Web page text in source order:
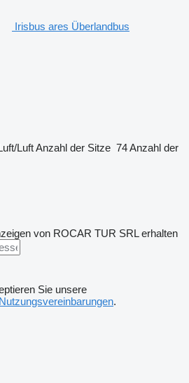
Irisbus ares Überlandbus
LuftAnzahl der Sitze 74Anzahl der
von ROCAR TUR SRL erhalten
Sie unsere
Nutzungsvereinbarungen.